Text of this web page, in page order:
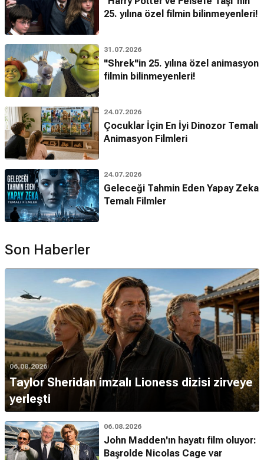
25. yılına özel filmin bilinmeyenleri!
31.07.2026
"Shrek"in 25. yılına özel animasyon
filmin bilinmeyenleri!
24.07.2026
Çocuklar İçin En İyi Dinozor Temalı
Animasyon Filmleri
24.07.2026
Geleceği Tahmin Eden Yapay Zeka
Temalı Filmler
Son Haberler
06.08.2026
Taylor Sheridan imzalı Lioness dizisi zirveye
yerleşti
06.08.2026
John Madden'ın hayatı film oluyor:
Başrolde Nicolas Cage var